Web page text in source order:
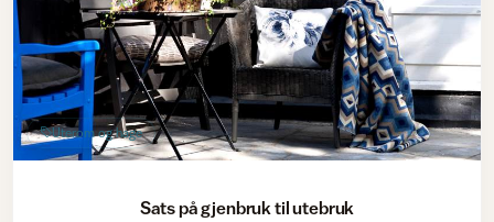
Uterom og hage
Sats på gjenbruk til utebruk